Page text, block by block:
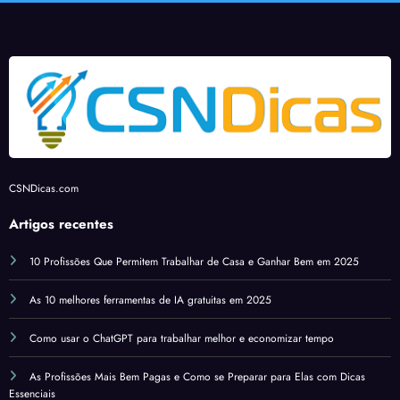
10 Profissões Que Permitem Trabalhar de Casa e Ganhar Bem em 2025
As 10 melhores ferramentas de IA gratuitas em 2025
Como usar o ChatGPT para trabalhar melhor e economizar tempo